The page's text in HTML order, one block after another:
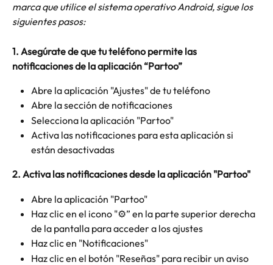
marca que utilice el sistema operativo Android, sigue los
siguientes pasos:
1. Asegúrate de que tu teléfono permite las
notificaciones de la aplicación “Partoo”
Abre la aplicación "Ajustes" de tu teléfono
Abre la sección de notificaciones
Selecciona la aplicación "Partoo"
Activa las notificaciones para esta aplicación si
están desactivadas
2. Activa las notificaciones desde la aplicación "Partoo"
Abre la aplicación "Partoo"
Haz clic en el icono "⚙️” en la parte superior derecha
de la pantalla para acceder a los ajustes
Haz clic en "Notificaciones"
Haz clic en el botón "Reseñas" para recibir un aviso